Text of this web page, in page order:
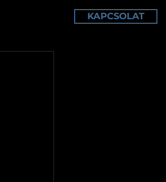
KAPCSOLAT